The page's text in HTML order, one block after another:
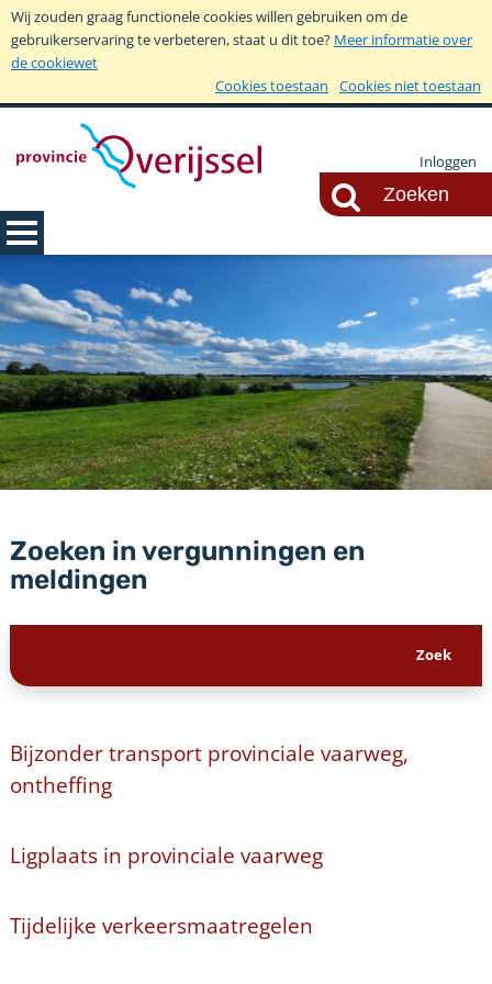
Wij zouden graag functionele cookies willen gebruiken om de
gebruikerservaring te verbeteren, staat u dit toe? Meer informatie over
de cookiewet
Cookies toestaan
Cookies niet toestaan
Inloggen
Zoeken in vergunningen en
meldingen
Bijzonder transport provinciale vaarweg,
ontheffing
Ligplaats in provinciale vaarweg
Tijdelijke verkeersmaatregelen